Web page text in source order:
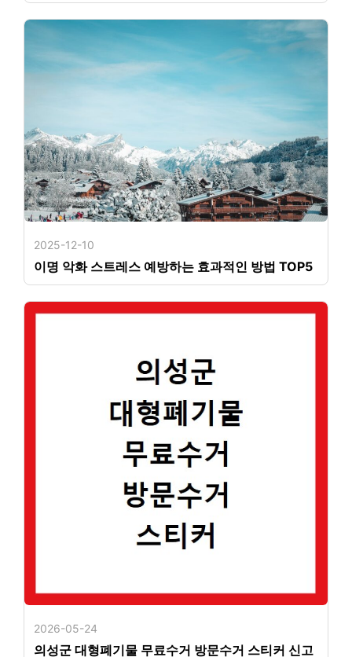
2025-12-10
이명 악화 스트레스 예방하는 효과적인 방법 TOP5
2026-05-24
의성군 대형폐기물 무료수거 방문수거 스티커 신고